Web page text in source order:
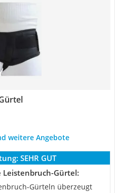
weitere Angebote
SEHR GUT
Leistenbruch-Gürtel:
Gürteln überzeugt